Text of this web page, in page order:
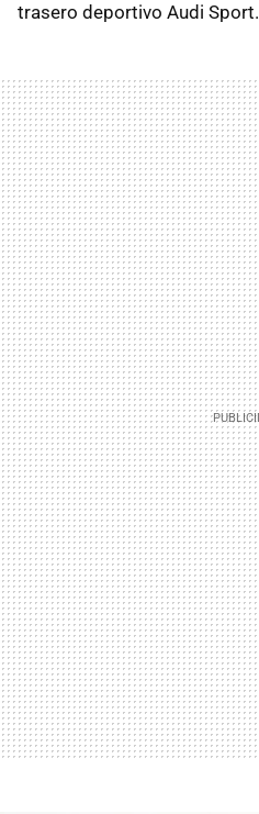
trasero deportivo Audi Sport.